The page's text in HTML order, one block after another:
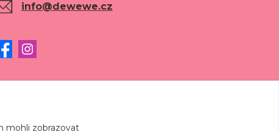
info@dewewe.cz
mohli zobrazovat